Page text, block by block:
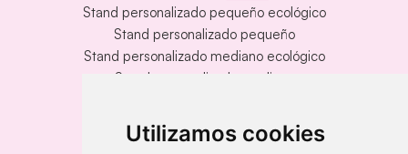
Utilizamos cookies
Stand personalizado pequeño ecológico
Stand personalizado pequeño
Stand personalizado mediano ecológico
Stand personalizado mediano
Stand personalizado grande
Stand personalizado premium ecológico